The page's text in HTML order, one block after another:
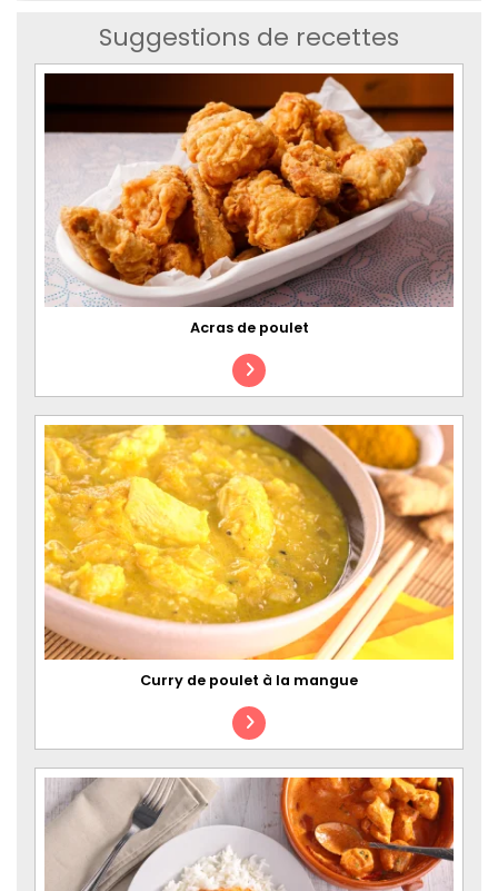
Suggestions de recettes
Acras de poulet
Curry de poulet à la mangue